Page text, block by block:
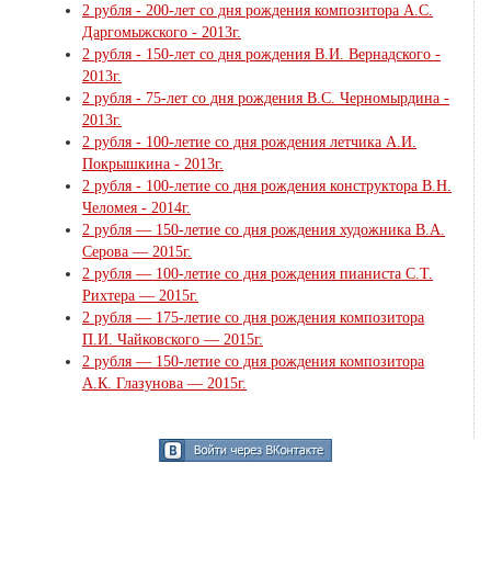
2 рубля - 200-лет со дня рождения композитора А.С.
Даргомыжского - 2013г.
2 рубля - 150-лет со дня рождения В.И. Вернадского -
2013г.
2 рубля - 75-лет со дня рождения В.С. Черномырдина -
2013г.
2 рубля - 100-летие со дня рождения летчика А.И.
Покрышкина - 2013г.
2 рубля - 100-летие со дня рождения конструктора В.Н.
Челомея - 2014г.
2 рубля — 150-летие со дня рождения художника В.А.
Серова — 2015г.
2 рубля — 100-летие со дня рождения пианиста С.Т.
Рихтера — 2015г.
2 рубля — 175-летие со дня рождения композитора
П.И. Чайковского — 2015г.
2 рубля — 150-летие со дня рождения композитора
А.К. Глазунова — 2015г.